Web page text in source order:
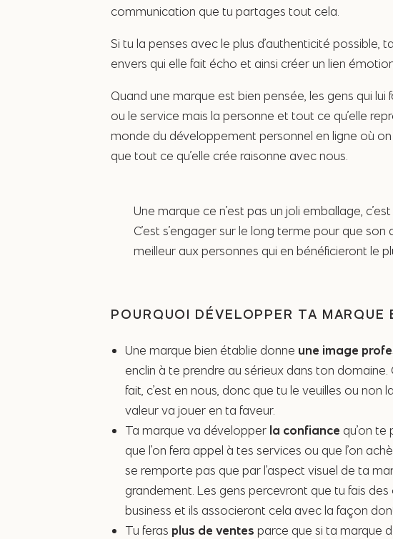
communication que tu partages tout cela.
Si tu la penses avec le plus d’authenticité possible,
envers qui elle fait écho et ainsi créer un lien
Quand une marque est bien pensée, les gens qui
ou le service mais la personne et tout ce qu’elle
monde du développement personnel en ligne où
que tout ce qu’elle crée raisonne avec nous.
Une marque ce n’est pas un joli emballage,
C’est s’engager sur le long terme pour que
meilleur aux personnes qui en bénéficieront le
POURQUOI DÉVELOPPER TA
Une marque bien établie donne une image
enclin à te prendre au sérieux dans ton
fait, c’est en nous, donc que tu le veuilles ou
valeur va jouer en ta faveur.
Ta marque va développer la confiance qu’on te
que l’on fera appel à tes services ou que l’on
se remporte pas que par l’aspect visuel de ta
grandement. Les gens percevront que tu fais
business et ils associeront cela avec la façon
Tu feras plus de ventes parce que si ta marque